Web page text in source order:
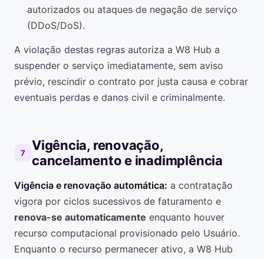
autorizados ou ataques de negação de serviço
(DDoS/DoS).
A violação destas regras autoriza a W8 Hub a
suspender o serviço imediatamente, sem aviso
prévio, rescindir o contrato por justa causa e cobrar
eventuais perdas e danos civil e criminalmente.
7
Vigência, renovação,
cancelamento e inadimplência
Vigência e renovação automática: a contratação
vigora por ciclos sucessivos de faturamento e
renova-se automaticamente enquanto houver
recurso computacional provisionado pelo Usuário.
Enquanto o recurso permanecer ativo, a W8 Hub